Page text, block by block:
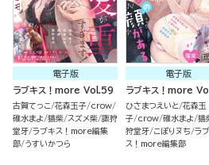
電子版
ラブキス！more Vol.59
古賀てっこ 花森玉子 crow
碓水まよ 猫柴 スズメ柴 諏狩
堂牙 ラブキス！more編集
部 うすいかつら
電子版
ラブキス！more
ひさまつえいと 花森玉
子 crow 碓水まよ 猫
狩堂牙 こぽりヌち ラ
ス！more編集部